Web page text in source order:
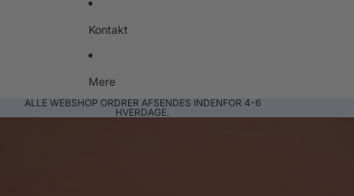
Kontakt
Mere
ALLE WEBSHOP ORDRER AFSENDES INDENFOR 4-6
HVERDAGE.
Gå til produktoplysninger